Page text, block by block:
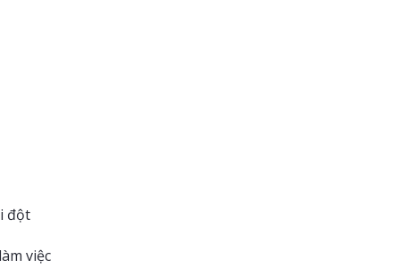
đột
việc